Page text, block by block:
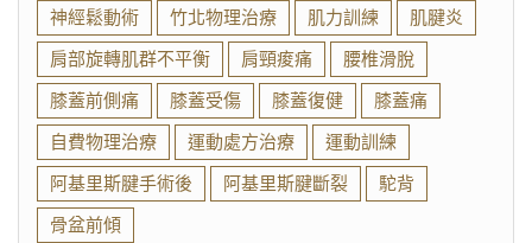
神經鬆動術
竹北物理治療 肌力訓練
肌腱炎
肩部旋轉肌群不平衡
肩頸痠痛
腰椎滑脫
膝蓋前側痛
膝蓋受傷 膝蓋復健
膝蓋痛
自費物理治療
運動處方治療
運動訓練
阿基里斯腱手術後
阿基里斯腱斷裂
駝背
骨盆前傾